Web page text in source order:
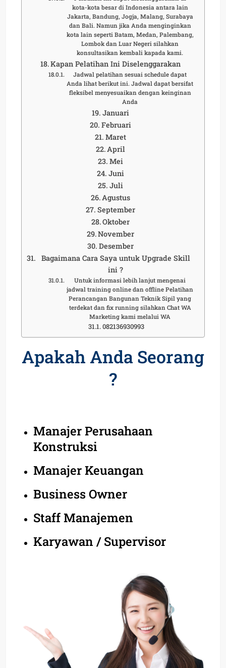
kota-kota besar di Indonesia antara lain
Jakarta, Bandung, Jogja, Malang, Surabaya
dan Bali. Namun jika Anda menginginkan
kota lain seperti Batam, Medan, Palembang,
Lombok dan Luar Negeri silahkan
konsultasikan kembali kapada kami.
Kapan Pelatihan Ini Diselenggarakan
Jadwal pelatihan sesuai schedule dapat
Anda lihat berikut ini. Jadwal dapat bersifat
fleksibel menyesuaikan dengan keinginan
Anda
Januari
Februari
Maret
April
Mei
Juni
Juli
Agustus
September
Oktober
November
Desember
Bagaimana Cara Saya untuk Upgrade Skill
ini ?
Untuk informasi lebih lanjut mengenai
jadwal training online dan offline Pelatihan
Perancangan Bangunan Teknik Sipil yang
terdekat dan fix running silahkan Chat WA
Marketing kami melalui WA
082136930993
Apakah Anda Seorang
?
Manajer Perusahaan
Konstruksi
Manajer Keuangan
Business Owner
Staff Manajemen
Karyawan / Supervisor